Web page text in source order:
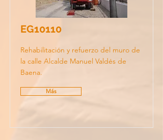
EG10110
Rehabilitación y refuerzo del muro de
la calle Alcalde Manuel Valdés de
Baena.
Más